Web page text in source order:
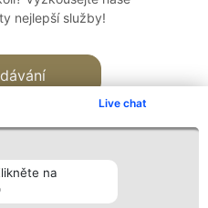
Live chat
na
nejlepší služby!